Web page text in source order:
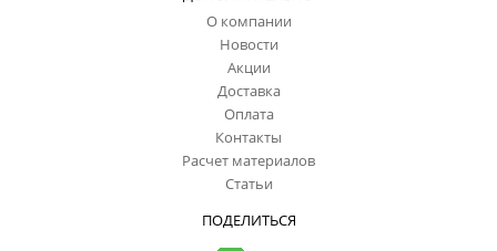
О компании
Новости
Акции
Доставка
Оплата
Контакты
Расчет материалов
Статьи
ПОДЕЛИТЬСЯ